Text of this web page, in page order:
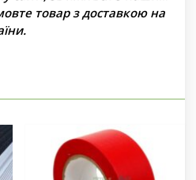
товар з доставкою на